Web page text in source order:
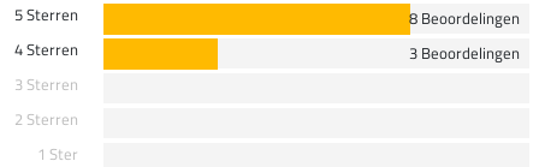
5 Sterren
8 Beoordelingen
4 Sterren
3 Beoordelingen
3 Sterren
2 Sterren
1 Ster